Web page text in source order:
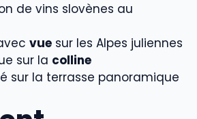
de vins slovènes au
vue sur les Alpes juliennes
sur la colline
sur la terrasse panoramique